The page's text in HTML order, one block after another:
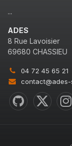
...
ADES
8 Rue Lavoisier
69680 CHASSIEU
04 72 45 65 21